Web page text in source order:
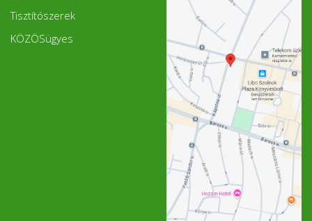
Tisztítószerek
KÖZÖSügyes